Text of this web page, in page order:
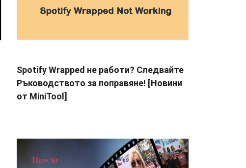
Spotify Wrapped не работи? Следвайте
Ръководството за поправяне! [Новини
от MiniTool]